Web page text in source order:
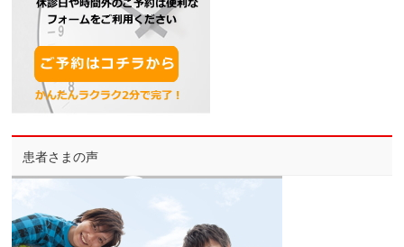
患者さまの声